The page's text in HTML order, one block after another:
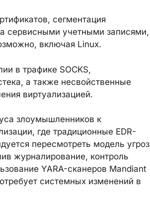
сегментация
сервисными учетными записями,
включая Linux.
в трафике SOCKS,
а также несвойственные
виртуализацией.
злоумышленников к
где традиционные EDR-
пересмотреть модель угроз
журналирование, контроль
YARA-сканеров Mandiant
системных изменений в